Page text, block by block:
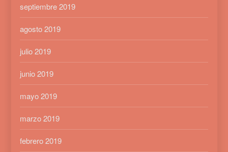
septiembre 2019
agosto 2019
julio 2019
junio 2019
mayo 2019
marzo 2019
febrero 2019